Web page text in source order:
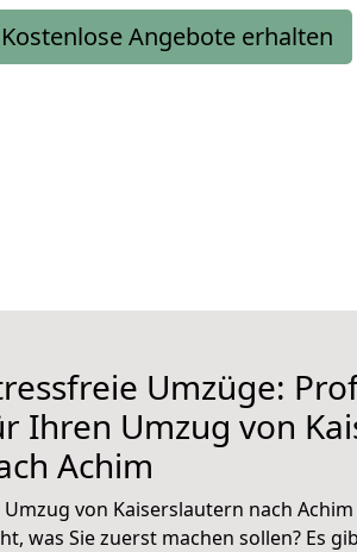
Kostenlose Angebote erhalten
Umzüge:
Ihren Umzug von
Achim
von Kaiserslautern nach
was Sie zuerst machen sollen? Es